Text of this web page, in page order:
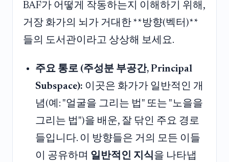
BAF가 어떻게 작동하는지 이해하기 위해,
거장 화가의 뇌가 거대한 **방향(벡터)**
들의 도서관이라고 상상해 보세요.
주요 통로 (주성분 부공간, Principal
Subspace): 이곳은 화가가 일반적인 개
념(예: "얼굴을 그리는 법" 또는 "노을을
그리는 법")을 배운, 잘 닦인 주요 경로
들입니다. 이 방향들은 거의 모든 이들
이 공유하며 일반적인 지식을 나타냅